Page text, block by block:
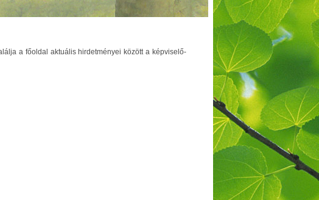
a főoldal aktuális hirdetményei között a képviselő-